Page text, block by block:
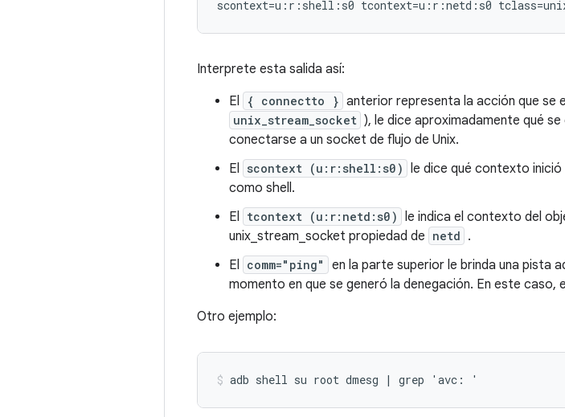
Interprete esta salida así:
El
{ connectto } anterior representa la acción que se
unix_stream_socket ), le dice aproximadamente qué
conectarse a un socket de flujo de Unix.
El scontext (u:r:shell:s0) le dice qué contexto
como shell.
El tcontext (u:r:netd:s0) le indica el contexto del
unix_stream_socket propiedad de netd .
El comm="ping"
en la parte superior le brinda una pista
momento en que se generó la denegación. En este caso,
Otro ejemplo:
adb shell su root dmesg | grep 'avc: '